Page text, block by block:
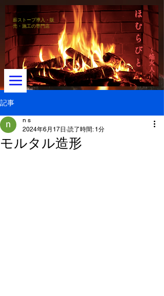
薪ストーブ導入・販
売・施工の専門店
ほ
む
ら
び
と
～焔火人～
記事
モルタル造形
n s
2024年6月17日 読了時間: 1分